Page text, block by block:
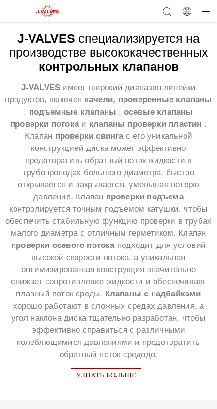
J-VALVES специализируется на
производстве высококачественных
контрольных клапанов
J-VALVES имеет широкий диапазон линейки
продуктов, включая качели, проверенные клапаны
, подъемные клапаны , осевые клапаны
проверки потока и клапаны проверки пластин .
Клапан проверки свинга с его уникальной
конструкцией диска может эффективно
предотвратить обратный поток жидкости в
трубопроводах большого диаметра, быстро
открывается и закрывается, уменьшая потерю
давления. Клапан проверки подъема
контролируется точным подъемом катушки, чтобы
обеспечить стабильную функцию проверки в трубах
малого диаметра с отличным герметиком. Клапан
проверки осевого потока подходит для условий
высокой скорости потока, а уникальная
оптимизированная конструкция значительно
снижает сопротивление жидкости и обеспечивает
плавный поток среды. Клапаны с надбайками
хорошо работают в сложных средах давления, а
угол наклона диска тщательно разработан, чтобы
эффективно справиться с различными
колеблющимися давлениями и предотвратить
обратный поток средодо.
УЗНАТЬ БОЛЬШЕ